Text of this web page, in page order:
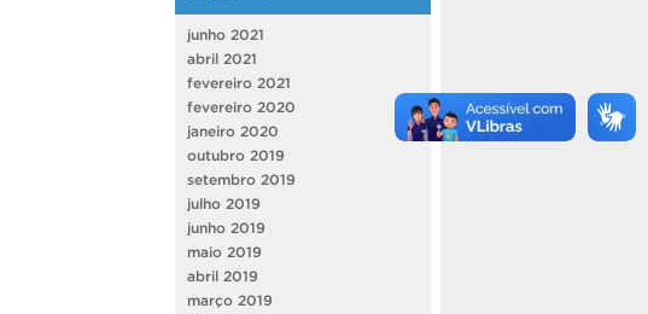
junho 2021
abril 2021
fevereiro 2021
fevereiro 2020
janeiro 2020
outubro 2019
setembro 2019
julho 2019
junho 2019
maio 2019
abril 2019
março 2019